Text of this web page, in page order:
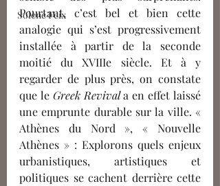
Solène Feix
Pourtant, c’est bel et bien cette
analogie qui s’est progressivement
installée à partir de la seconde
moitié du XVIIIe siècle. Et à y
regarder de plus près, on constate
que le Greek Revival a en effet laissé
une emprunte durable sur la ville. «
Athènes du Nord », « Nouvelle
Athènes » : Explorons quels enjeux
urbanistiques, artistiques et
politiques se cachent derrière cette